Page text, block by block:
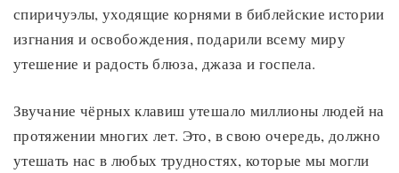
спиричуэлы, уходящие корнями в библейские истории
изгнания и освобождения, подарили всему миру
утешение и радость блюза, джаза и госпела.
Звучание чёрных клавиш утешало миллионы людей на
протяжении многих лет. Это, в свою очередь, должно
утешать нас в любых трудностях, которые мы могли